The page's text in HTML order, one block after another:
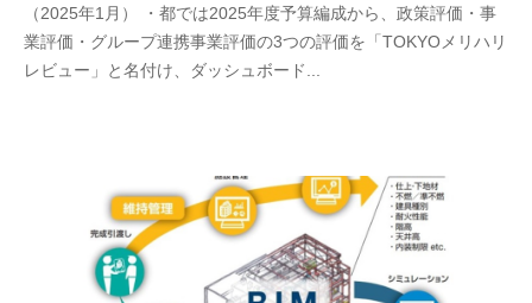
（2025年1月） ・都では2025年度予算編成から、政策評価・事
業評価・グループ連携事業評価の3つの評価を「TOKYOメリハリ
レビュー」と名付け、ダッシュボード...